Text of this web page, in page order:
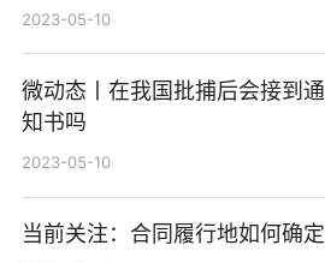
2023-05-10
微动态丨在我国批捕后会接到通
知书吗
2023-05-10
当前关注：合同履行地如何确定